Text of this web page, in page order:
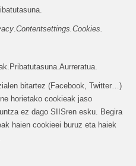
.Contentsettings.Cookies.
bitartez (Facebook, Twitter…)
horietako cookieak jaso
ez dago SIISren esku. Begira
haien cookieei buruz eta haiek